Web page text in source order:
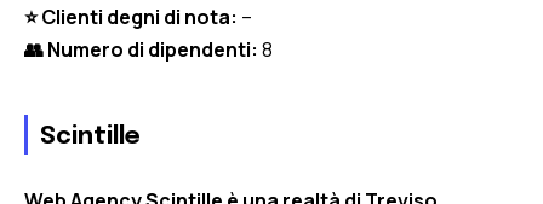
⭐ Clienti degni di nota: –
👥 Numero di dipendenti: 8
Scintille